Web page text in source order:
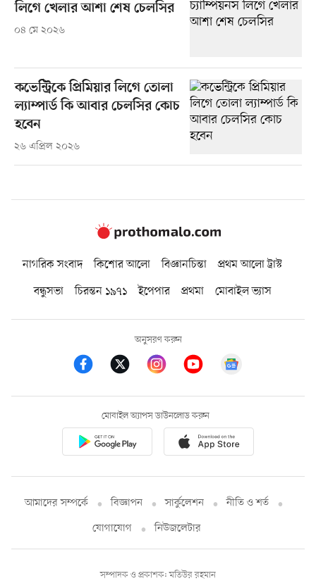
লিগে খেলার আশা শেষ চেলসির
০৪ মে ২০২৬
কভেন্ট্রিকে প্রিমিয়ার লিগে তোলা
ল্যাম্পার্ড কি আবার চেলসির কোচ
হবেন
২৬ এপ্রিল ২০২৬
নাগরিক সংবাদ কিশোর আলো বিজ্ঞানচিন্তা
প্রথম আলো ট্রাস্ট
বন্ধুসভা
চিরন্তন ১৯৭১ ইপেপার প্রথমা মোবাইল ভ্যাস
অনুসরণ করুন
মোবাইল অ্যাপস ডাউনলোড করুন
আমাদের সম্পর্কে বিজ্ঞাপন সার্কুলেশন
নীতি ও শর্ত
যোগাযোগ
নিউজলেটার
সম্পাদক ও প্রকাশক: মতিউর রহমান